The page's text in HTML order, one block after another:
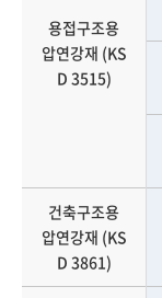
용접구조용
압연강재 (KS
D 3515)
건축구조용
압연강재 (KS
D 3861)